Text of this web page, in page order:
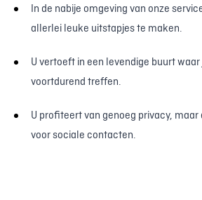
In de nabije omgeving van onze
allerlei leuke uitstapjes te maken.
U vertoeft in een levendige buurt
voortdurend treffen.
U profiteert van genoeg privacy,
voor sociale contacten.